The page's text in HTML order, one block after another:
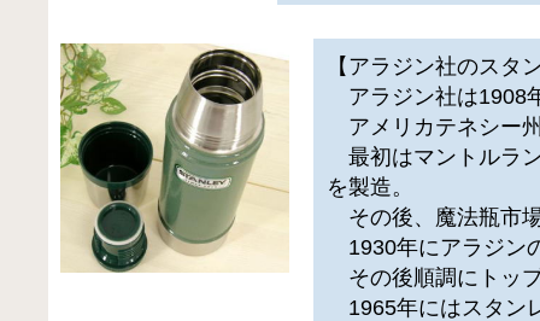
【アラジン社のスタ
アラジン社は1908
アメリカテネシー
最初はマントルラ
を製造。
その後、魔法瓶市
1930年にアラジン
その後順調にトッ
1965年にはスタン